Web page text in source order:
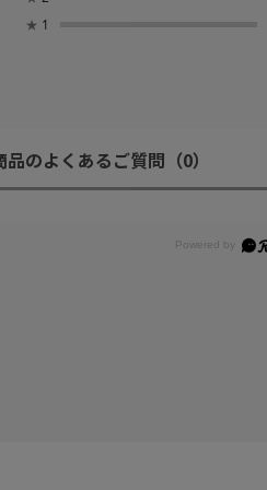
★ 1
品のよくあるご質問 （0）